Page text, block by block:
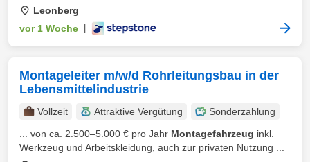
Leonberg
vor 1 Woche
Montageleiter m/w/d Rohrleitungsbau in der
Lebensmittelindustrie
Vollzeit Attraktive Vergütung
Sonderzahlung
... von ca. 2.500–5.000 € pro Jahr Montagefahrzeug inkl.
Werkzeug und Arbeitskleidung, auch zur privaten Nutzung ...